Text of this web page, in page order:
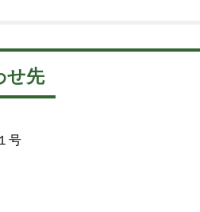
せ先
号